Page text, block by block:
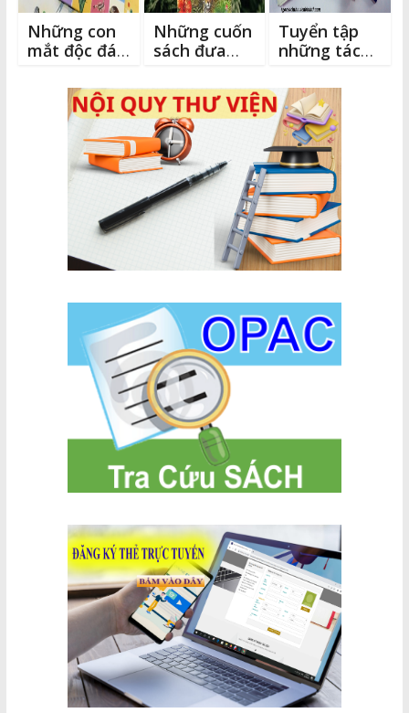
Những con
mắt độc đáo
giới động
Những cuốn
sách đưa
đến với tri
thức
Tuyển tập
những tác
học dành
cho tuổi 20
không thể
bỏ qua, giúp
bạn thêm
yêu cuộc
sống